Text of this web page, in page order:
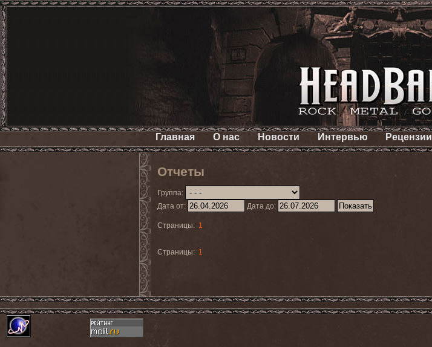
Главная О нас Новости Интервью Рецензии
Отчеты
Группа:
Дата от:
Дата до:
Страницы: 1
Страницы: 1